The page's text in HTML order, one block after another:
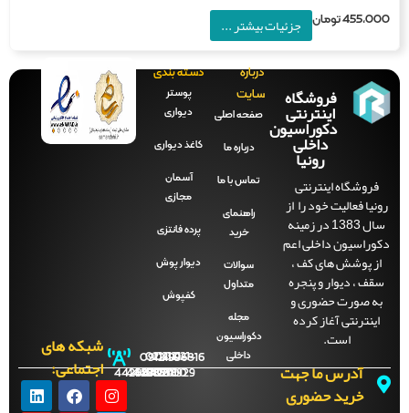
تومان جزئیات بیشتر ...
فروشگاه
اینترنتی
دکوراسیون
داخلی
رونیا
فروشگاه اینترنتی
فعالیت خود را از
سال 1383 در زمینه
داخلی اعم
پوشش های کف ،
، دیوار و پنجره
صورت حضوری و
اینترنتی آغاز کرده
درباره
سایت
صفحه‌ اصلی
درباره ما
تماس با ما
راهنمای
سوالات
متداول
دکوراسیون
دسته بندی
کاغذ دیواری
آسمان
پرده فانتزی
دیوار پوش
کفپوش
آدرس ما جهت
خرید حضوری
09121996816
021-
44288929
021-
44288700
021-
44288701
021-
44288702
شبکه های
اجتماعی: